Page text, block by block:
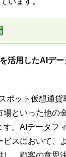
活用したAIデー
ポット仮想通
場といった他の
す。AIデータフ
ビスにおいて、
し、顧客の意思